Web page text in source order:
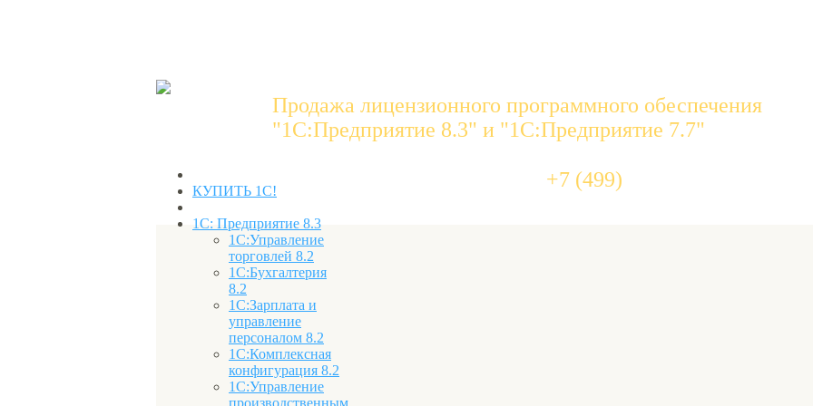
Продажа лицензионного программного обеспечения
"1C:Предприятие 8.3" и "1С:Предприятие 7.7"
+7 (499)
КУПИТЬ 1С!
1С: Предприятие 8.3
1С:Управление
торговлей 8.2
1С:Бухгалтерия
8.2
1С:Зарплата и
управление
персоналом 8.2
1С:Комплексная
конфигурация 8.2
1С:Управление
производственным